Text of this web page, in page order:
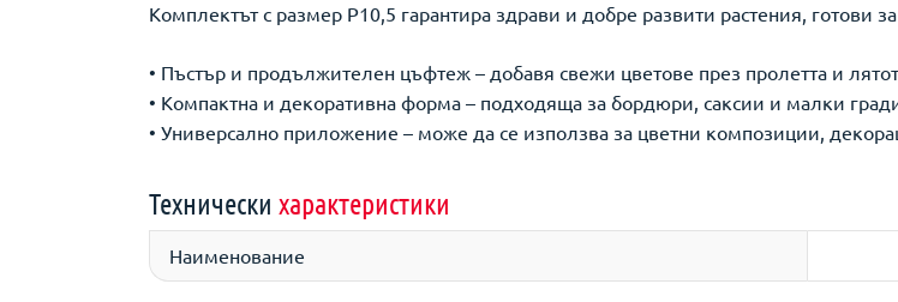
Комплектът с размер Р10,5 гарантира здрави и добре развити растения, готови
• Пъстър и продължителен цъфтеж – добавя свежи цветове през пролетта и
• Компактна и декоративна форма – подходяща за бордюри, саксии и малки
• Универсално приложение – може да се използва за цветни композиции,
Технически характеристики
Наименование